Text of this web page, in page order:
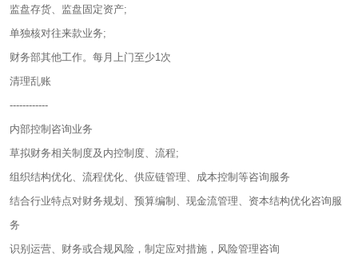
监盘存货、监盘固定资产;
单独核对往来款业务;
财务部其他工作。每月上门至少1次
清理乱账
------------
内部控制咨询业务
草拟财务相关制度及内控制度、流程;
组织结构优化、流程优化、供应链管理、成本控制等咨询服务
结合行业特点对财务规划、预算编制、现金流管理、资本结构优化咨询服
务
识别运营、财务或合规风险，制定应对措施，风险管理咨询